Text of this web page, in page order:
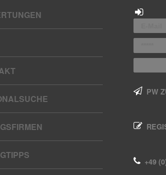
PW
+49